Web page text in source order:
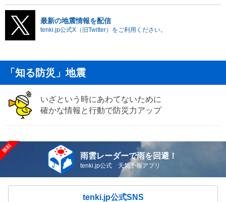
最新の地震情報を配信
tenki.jp公式X（旧Twitter）をご利用ください。
「知る防災」地震
いざという時にあわてないために
確かな情報と行動で防災力アップ
雨雲レーダーで雨を回避！
tenki.jp公式 天気予報アプリ
tenki.jp公式SNS